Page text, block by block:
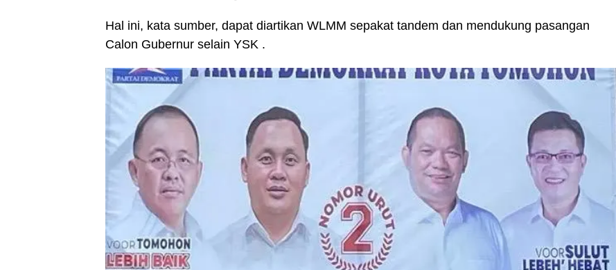
Hal ini, kata sumber, dapat diartikan WLMM sepakat tandem dan mendukung pasangan
Calon Gubernur selain YSK .